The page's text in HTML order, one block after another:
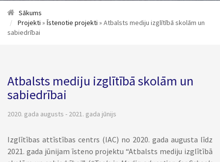
Sākums
Projekti » Īstenotie projekti » Atbalsts mediju izglītībā skolām un
sabiedrībai
Atbalsts mediju izglītībā skolām un
sabiedrībai
2020. gada augusts - 2021. gada jūnijs
Izglītības attīstības centrs (IAC) no 2020. gada augusta līdz
2021. gada jūnijam īsteno projektu “Atbalsts mediju izglītībā